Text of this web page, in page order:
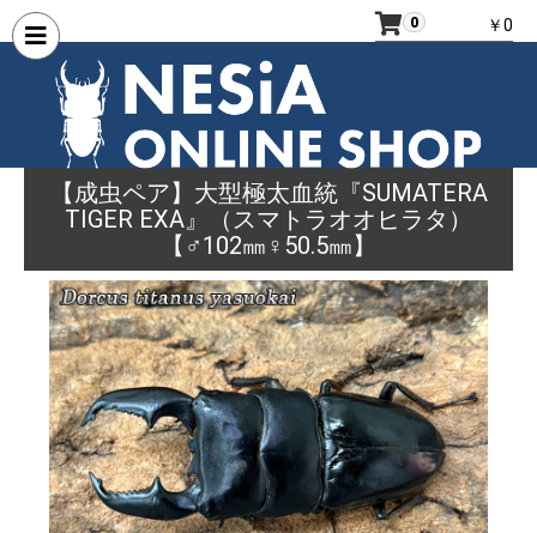
0 ￥0
【成虫ペア】大型極太血統『SUMATERA
TIGER EXA』（スマトラオオヒラタ）
【♂102㎜♀50.5㎜】